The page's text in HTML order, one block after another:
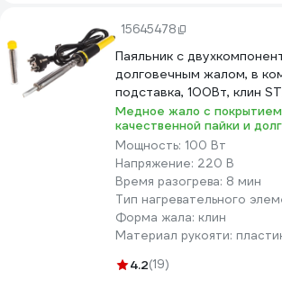
15645478
Паяльник с
долговечным жалом, в
подставка, 100Вт, клин
55300-100
Медное жало с
качественной пайки и
Мощность: 100 Вт
Напряжение: 220 В
Время разогрева: 8 мин
Тип нагревательного
Форма жала: клин
Материал рукояти:
4.2(19)